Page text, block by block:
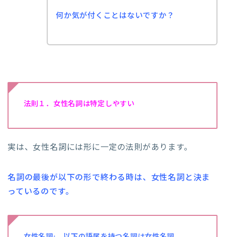
何か気が付くことはないですか？
法則１．女性名詞は特定しやすい
実は、女性名詞には形に一定の法則があります。
名詞の最後が以下の形で終わる時は、女性名詞と決ま
っているのです。